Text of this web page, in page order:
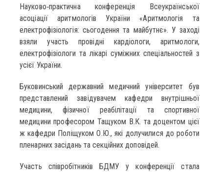
Науково‑практична конференція Всеукраїнської
асоціації аритмологів України «Аритмологія та
електрофізіологія: сьогодення та майбутнє». У заході
взяли участь провідні кардіологи, аритмологи,
електрофізіологи та лікарі суміжних спеціальностей з
усієї України.
Буковинський державний медичний університет був
представлений завідувачем кафедри внутрішньої
медицини, фізичної реабілітації та спортивної
медицини професором Тащуком В.К. та доцентом цієї
ж кафедри Поліщуком О.Ю., які долучилися до роботи
пленарних засідань та секційних доповідей.
Участь співробітників БДМУ у конференції стала